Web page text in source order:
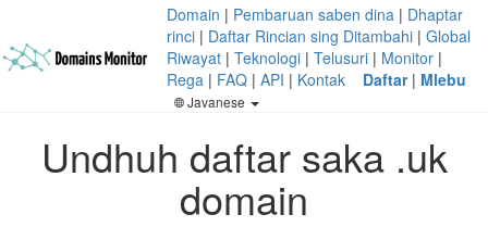
Domain | Pembaruan saben dina | Dhaptar
rinci | Daftar Rincian sing Ditambahi | Global
Riwayat | Teknologi | Telusuri | Monitor |
Rega | FAQ | API | Kontak Daftar| Mlebu
Javanese
Undhuh daftar saka .uk
domain